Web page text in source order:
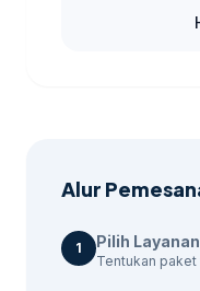
Kenapa
bisnis Anda.
keuntungan
Alur
1 Pilih Layanan
Tentukan